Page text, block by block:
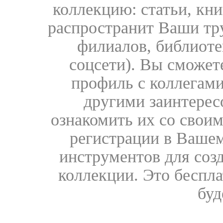
коллекцию: статьи,
распространит Ваши
филиалов,
соцсети). Вы
профиль с
другими
ознакомить их со
регистрации в
инструментов для
коллекции. Это